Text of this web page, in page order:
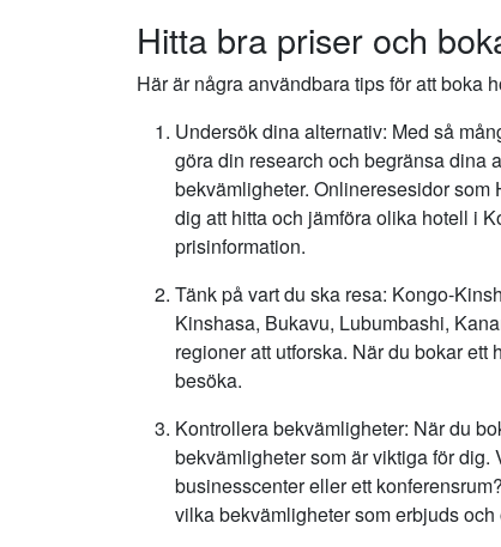
Hitta bra priser och
Här är några användbara tips för att boka
Undersök dina alternativ: Med så
göra din research och begränsa dina
bekvämligheter. Onlineresesidor
dig att hitta och jämföra olika hotell i
prisinformation.
Tänk på vart du ska resa: Kongo-
Kinshasa, Bukavu, Lubumbashi,
regioner att utforska. När du bokar
besöka.
Kontrollera bekvämligheter: När du
bekvämligheter som är viktiga för
businesscenter eller ett
vilka bekvämligheter som erbjuds